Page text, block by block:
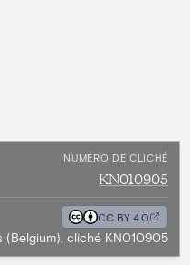
NUMÉRO DE CLICHÉ
KN010905
CC BY 4.0
(Belgium), cliché KN010905